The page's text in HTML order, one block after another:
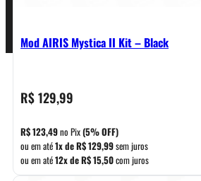
Mod AIRIS Mystica II Kit – Black
R$129,99
R$123,49no Pix(5% OFF)
ou em até1x deR$129,99sem juros
ou em até12x deR$15,50com juros